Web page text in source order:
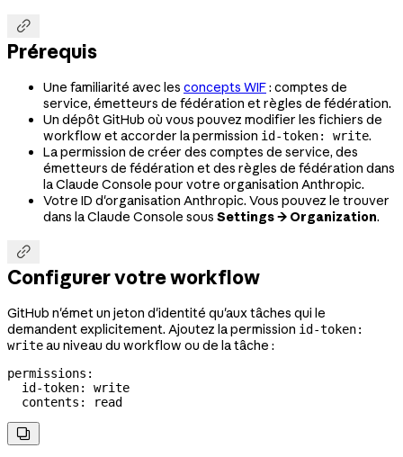

Prérequis
Une familiarité avec les concepts WIF: comptes de
service, émetteurs de fédération et règles de fédération.
Un dépôt GitHub où vous pouvez modifier les fichiers de
workflow et accorder la permission id-token: write.
La permission de créer des comptes de service, des
émetteurs de fédération et des règles de fédération dans
la Claude Console pour votre organisation Anthropic.
Votre ID d'organisation Anthropic. Vous pouvez le trouver
dans la Claude Console sous Settings → Organization.

Configurer votre workflow
GitHub n'émet un jeton d'identité qu'aux tâches qui le
demandent explicitement. Ajoutez la permission id-token:
writeau niveau du workflow ou de la tâche :
permissions :
  id-token
: write
  contents
: read
